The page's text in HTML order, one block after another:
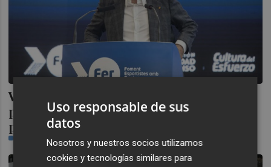
Vídeos de entrenamiento, humor y cocina
para presentar el nuevo equipo del
proyecto FER 2020
CASTELLÓN PLAZA
Uso responsable de sus
datos
Nosotros y nuestros socios utilizamos
cookies y tecnologías similares para